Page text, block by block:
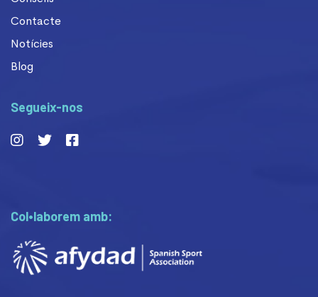
Contacte
Notícies
Blog
Segueix-nos
Col•laborem amb: